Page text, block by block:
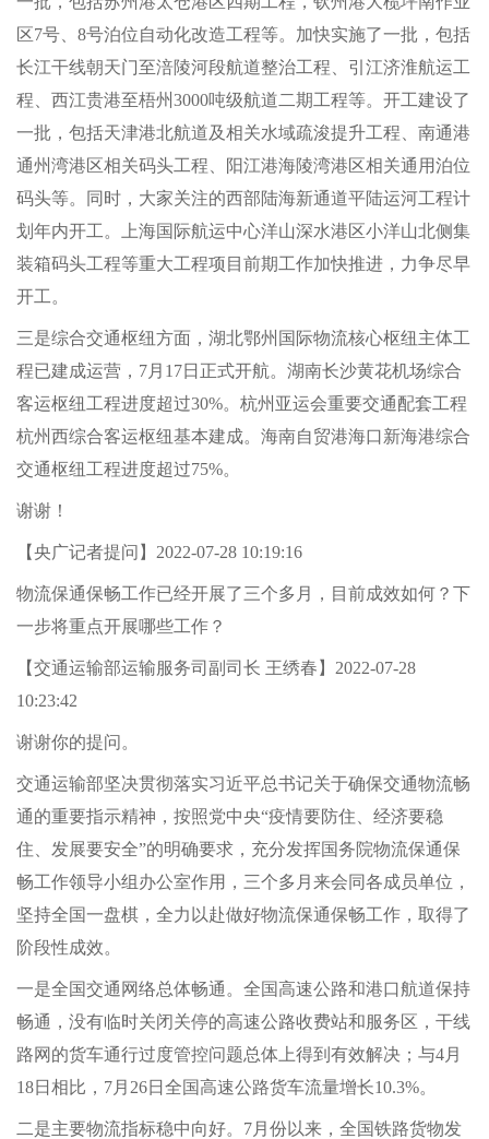
区7号、8号泊位自动化改造工程等。加快实施了一批，包括
长江干线朝天门至涪陵河段航道整治工程、引江济淮航运工
程、西江贵港至梧州3000吨级航道二期工程等。开工建设了
一批，包括天津港北航道及相关水域疏浚提升工程、南通港
通州湾港区相关码头工程、阳江港海陵湾港区相关通用泊位
码头等。同时，大家关注的西部陆海新通道平陆运河工程计
划年内开工。上海国际航运中心洋山深水港区小洋山北侧集
装箱码头工程等重大工程项目前期工作加快推进，力争尽早
开工。
三是综合交通枢纽方面，湖北鄂州国际物流核心枢纽主体工
程已建成运营，7月17日正式开航。湖南长沙黄花机场综合
客运枢纽工程进度超过30%。杭州亚运会重要交通配套工程
杭州西综合客运枢纽基本建成。海南自贸港海口新海港综合
交通枢纽工程进度超过75%。
谢谢！
【央广记者提问】2022-07-28 10:19:16
物流保通保畅工作已经开展了三个多月，目前成效如何？下
一步将重点开展哪些工作？
【交通运输部运输服务司副司长 王绣春】2022-07-28
10:23:42
谢谢你的提问。
交通运输部坚决贯彻落实习近平总书记关于确保交通物流畅
通的重要指示精神，按照党中央“疫情要防住、经济要稳
住、发展要安全”的明确要求，充分发挥国务院物流保通保
畅工作领导小组办公室作用，三个多月来会同各成员单位，
坚持全国一盘棋，全力以赴做好物流保通保畅工作，取得了
阶段性成效。
一是全国交通网络总体畅通。全国高速公路和港口航道保持
畅通，没有临时关闭关停的高速公路收费站和服务区，干线
路网的货车通行过度管控问题总体上得到有效解决；与4月
18日相比，7月26日全国高速公路货车流量增长10.3%。
二是主要物流指标稳中向好。7月份以来，全国铁路货物发